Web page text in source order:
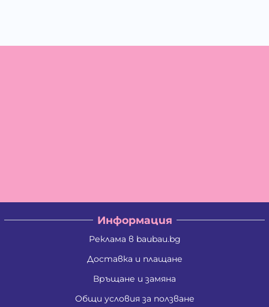
Информация
Реклама в baubau.bg
Доставка и плащане
Връщане и замяна
Общи условия за ползване